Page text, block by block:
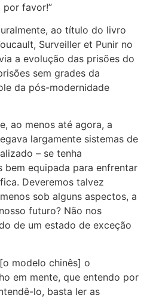
por favor!”
ao título do livro
Surveiller et Punir no
a evolução das prisões do
sem grades da
da pós-modernidade
ao menos até agora, a
largamente sistemas de
– se tenha
bem equipada para enfrentar
Deveremos talvez
sob alguns aspectos, a
futuro? Não nos
de um estado de exceção
modelo chinês] o
em mente, que entendo por
lo, basta ler as